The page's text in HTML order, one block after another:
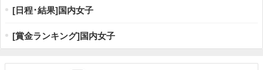
[日程･結果]国内女子
[賞金ランキング]国内女子